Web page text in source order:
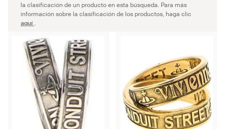
la clasificación de un producto en esta búsqueda. Para más
información sobre la clasificación de los productos, haga clic
aquí.